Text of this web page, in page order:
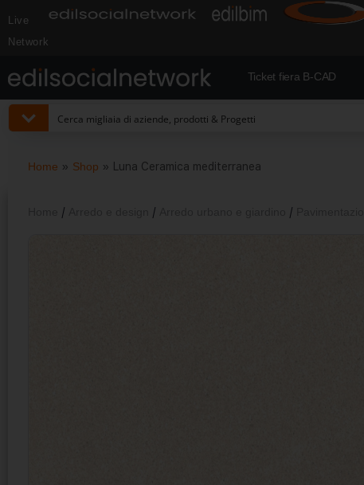
Live
Network
Ticket fiera B-CAD
Home » Shop » Luna Ceramica mediterranea
/ / /